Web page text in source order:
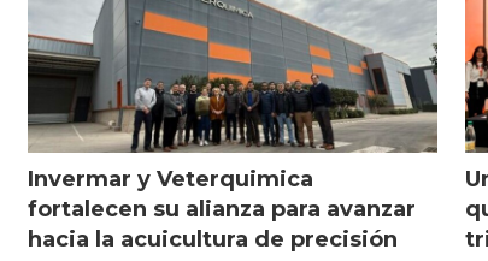
Invermar y Veterquimica
fortalecen su alianza para avanzar
hacia la acuicultura de precisión